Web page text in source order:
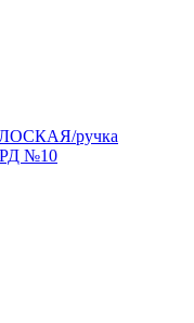
ручка
№10